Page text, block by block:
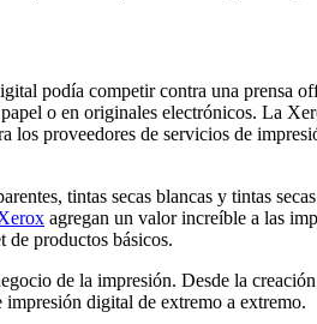
podía competir contra una prensa
o en originales electrónicos. La
los proveedores de servicios de
tintas secas blancas y tintas
agregan un valor increíble a las
productos básicos.
de la impresión. Desde la
digital de extremo a extremo.